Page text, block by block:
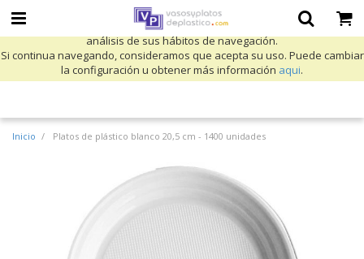
Utilizamos cookies propias y de terceros para mejorar nuestros servicios
y mostrarle publicidad relacionada con sus preferencias mediante el
análisis de sus hábitos de navegación.
Si continua navegando, consideramos que acepta su uso. Puede cambiar
la configuración u obtener más información aqui.
Inicio Platos de plástico blanco 20,5 cm - 1400 unidades